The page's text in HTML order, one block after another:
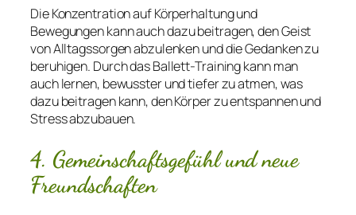
Die Konzentration auf Körperhaltung und
Bewegungen kann auch dazu beitragen, den Geist
von Alltagssorgen abzulenken und die Gedanken zu
beruhigen. Durch das Ballett-Training kann man
auch lernen, bewusster und tiefer zu atmen, was
dazu beitragen kann, den Körper zu entspannen und
Stress abzubauen.
4. Gemeinschaftsgefühl und neue
Freundschaften